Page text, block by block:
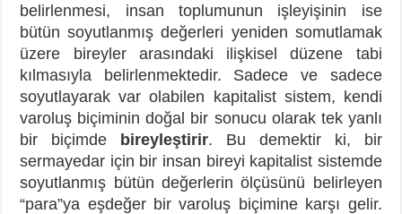
belirlenmesi, insan toplumunun işleyişinin ise
bütün soyutlanmış değerleri yeniden somutlamak
üzere bireyler arasındaki ilişkisel düzene tabi
kılmasıyla belirlenmektedir. Sadece ve sadece
soyutlayarak var olabilen kapitalist sistem, kendi
varoluş biçiminin doğal bir sonucu olarak tek yanlı
bir biçimde bireyleştirir. Bu demektir ki, bir
sermayedar için bir insan bireyi kapitalist sistemde
soyutlanmış bütün değerlerin ölçüsünü belirleyen
“para”ya eşdeğer bir varoluş biçimine karşı gelir.